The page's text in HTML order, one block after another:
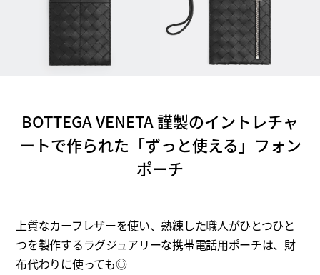
BOTTEGA VENETA 謹製のイントレチャ
ートで作られた「ずっと使える」フォン
ポーチ
上質なカーフレザーを使い、熟練した職人がひとつひと
つを製作するラグジュアリーな携帯電話用ポーチは、財
布代わりに使っても◎